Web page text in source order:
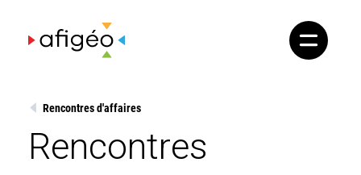
content
Rencontres d'affaires
Rencontres